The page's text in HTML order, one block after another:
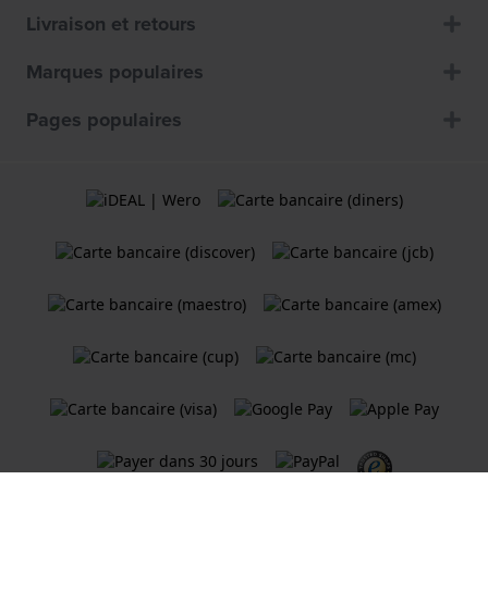
Livraison et retours
Marques populaires
Pages populaires